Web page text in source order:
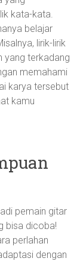
kata-kata.
belajar
lirik-lirik
yang terkadang
memahami
karya tersebut
kamu
pemain gitar
bisa dicoba!
perlahan
dengan